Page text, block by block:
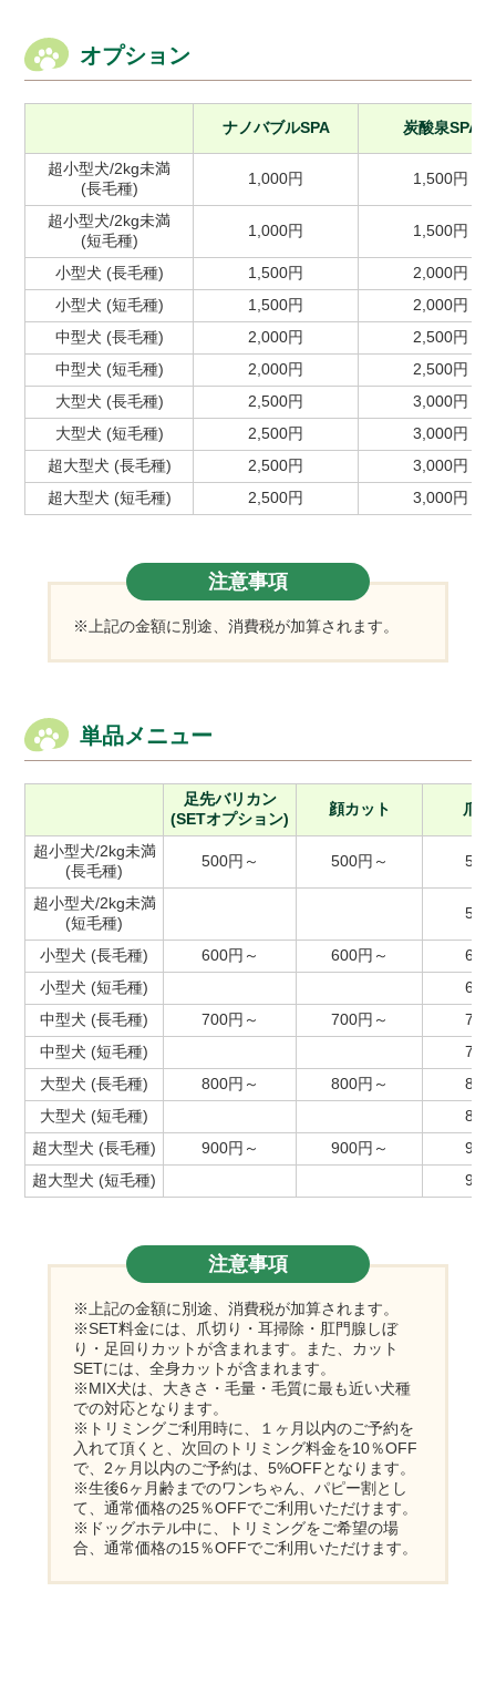
オプション
ナノバブルSPA 炭酸泉SPA
超小型犬/2kg未満
(長毛種)
1,000円 1,500円
超小型犬/2kg未満
(短毛種)
1,000円 1,500円
小型犬 (長毛種) 1,500円
2,000円
小型犬 (短毛種)
1,500円
2,000円
中型犬 (長毛種)
2,000円
2,500円
中型犬 (短毛種)
2,000円
2,500円
大型犬 (長毛種)
2,500円
3,000円
大型犬 (短毛種)
2,500円
3,000円
超大型犬 (長毛種)
2,500円
3,000円
超大型犬 (短毛種)
2,500円 3,000円
注意事項
※上記の金額に別途、消費税が加算されます。
単品メニュー
足先バリカン
(SETオプション)
顔カット 爪
超小型犬/2kg未満
(長毛種)
500円～ 500円～ 500
超小型犬/2kg未満
(短毛種)
500
小型犬 (長毛種) 600円～ 600円～
600
小型犬 (短毛種)
600
中型犬 (長毛種)
700円～ 700円～
700
中型犬 (短毛種)
700
大型犬 (長毛種)
800円～ 800円～
800
大型犬 (短毛種)
800
超大型犬 (長毛種)
900円～ 900円～
900
超大型犬 (短毛種)
900
注意事項
※上記の金額に別途、消費税が加算されます。
※SET料金には、爪切り・耳掃除・肛門腺しぼ
り・足回りカットが含まれます。また、カット
SETには、全身カットが含まれます。
※MIX犬は、大きさ・毛量・毛質に最も近い犬種
での対応となります。
※トリミングご利用時に、１ヶ月以内のご予約を
入れて頂くと、次回のトリミング料金を10％OFF
で、2ヶ月以内のご予約は、5%OFFとなります。
※生後6ヶ月齢までのワンちゃん、パピー割とし
て、通常価格の25％OFFでご利用いただけます。
※ドッグホテル中に、トリミングをご希望の場
合、通常価格の15％OFFでご利用いただけます。